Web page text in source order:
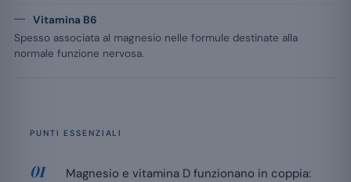
Vitamina B6
Spesso associata al magnesio nelle formule destinate alla
normale funzione nervosa.
PUNTI ESSENZIALI
Magnesio e vitamina D funzionano in coppia: